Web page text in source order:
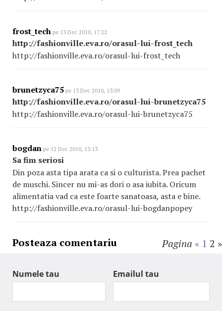
frost_tech pe 13 Dec 2010, 17:22
http://fashionville.eva.ro/orasul-lui-frost_tech
http://fashionville.eva.ro/orasul-lui-frost_tech
brunetzyca75 pe 13 Dec 2010, 13:09
http://fashionville.eva.ro/orasul-lui-brunetzyca75
http://fashionville.eva.ro/orasul-lui-brunetzyca75
bogdan pe 12 Dec 2010, 13:13
Sa fim seriosi
Din poza asta tipa arata ca si o culturista. Prea pachet
de muschi. Sincer nu mi-as dori o asa iubita. Oricum
alimentatia vad ca este foarte sanatoasa, asta e bine.
http://fashionville.eva.ro/orasul-lui-bogdanpopey
Pagina « 1 2 »
Posteaza comentariu
Numele tau Emailul tau